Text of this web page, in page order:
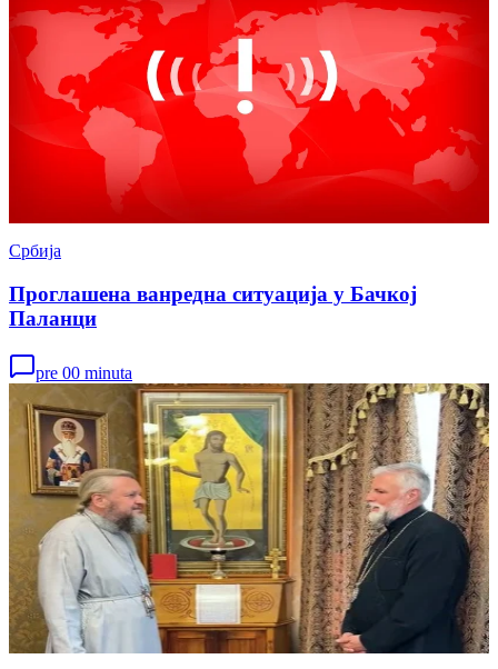
Србија
Проглашена ванредна ситуација у Бачкој
Паланци
pre 00 minuta